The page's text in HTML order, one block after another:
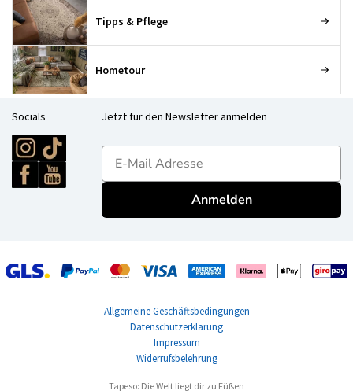
Tipps & Pflege
Hometour
Socials Jetzt für den Newsletter anmelden
E-mailadres
Anmelden
Allgemeine Geschäftsbedingungen
Datenschutzerklärung
Impressum
Widerrufsbelehrung
Tapeso: Die Welt liegt dir zu Füßen